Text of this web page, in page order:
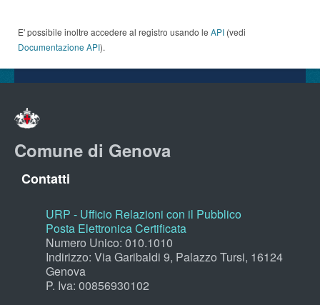
E' possibile inoltre accedere al registro usando le API (vedi
Documentazione API).
Comune di Genova
Contatti
URP - Ufficio Relazioni con il Pubblico
Posta Elettronica Certificata
Numero Unico: 010.1010
Indirizzo: Via Garibaldi 9, Palazzo Tursi, 16124
Genova
P. Iva: 00856930102